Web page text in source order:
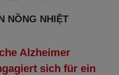
NỒNG NHIỆT
Alzheimer
sich für ein